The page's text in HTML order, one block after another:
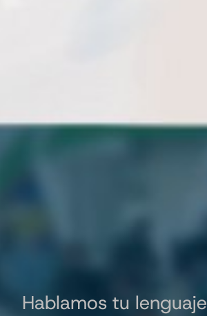
Hablamos tu lenguaje